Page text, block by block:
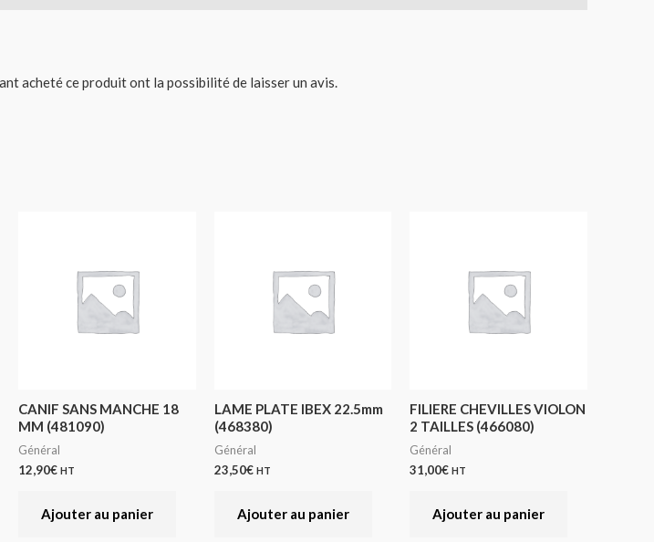
acheté ce produit ont la possibilité de laisser un avis.
CANIF SANS MANCHE 18
MM (481090)
Général
12,90€ HT
Ajouter au panier
LAME PLATE IBEX 22.5mm
(468380)
Général
23,50€ HT
Ajouter au panier
FILIERE CHEVILLES VIOLON
2 TAILLES (466080)
Général
31,00€ HT
Ajouter au panier